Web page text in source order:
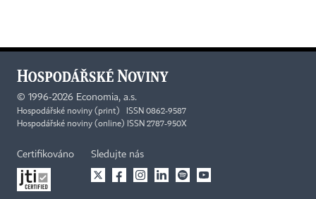
© 1996-2026 Economia, a.s.
Hospodářské noviny (print) ISSN 0862-9587
Hospodářské noviny (online) ISSN 2787-950X
Certifikováno Sledujte nás